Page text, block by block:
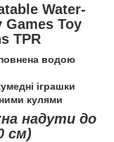
Water-
Toy
TPR
водою
іграшки
кулями
надути до
см)